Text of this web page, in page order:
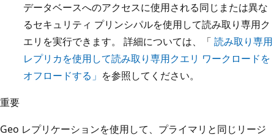
データベースへのアクセスに使用される同じまたは異な
るセキュリティ プリンシパルを使用して読み取り専用ク
エリを実行できます。 詳細については、「 読み取り専用
レプリカを使用して読み取り専用クエリ ワークロードを
オフロードする」 を参照してください。
重要
Geo レプリケーションを使用して、プライマリと同じリージ